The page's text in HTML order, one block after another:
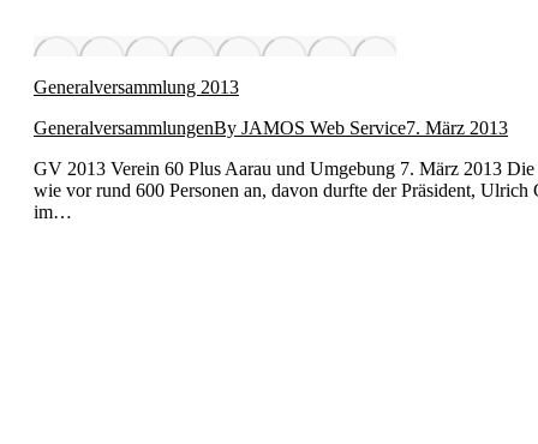
Generalversammlung 2013
GeneralversammlungenBy JAMOS Web Service7. März 2013
GV 2013 Vere­in 60 Plus Aarau und Umge­bung 7. März 2013
wie vor rund 600 Per­so­n­en an, davon durfte der Präsi­dent,
im…